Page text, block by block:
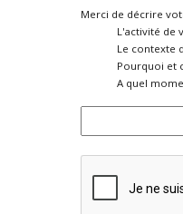
Merci de décrire
L'activité de
Le contexte
Pourquoi et
A quel